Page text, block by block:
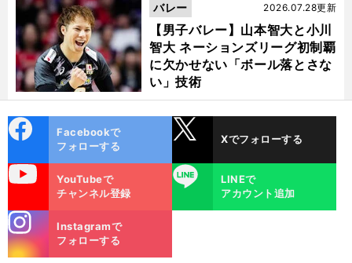
【男子バレー】山本智大と小川
智大 ネーションズリーグ初制覇
に欠かせない「ボール落とさな
い」技術
2026.07.28更新
バレー
ok
Facebookで
フォローする
Xでフォローする
YouTubeで
チャンネル登録
LINE
LINEで
アカウント追加
m
Instagramで
フォローする